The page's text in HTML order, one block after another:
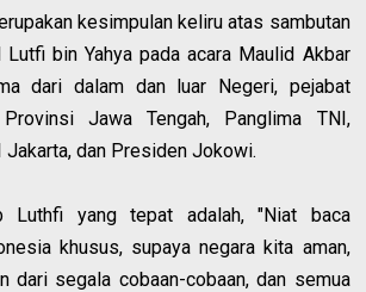
kesimpulan keliru atas sambutan
Lutfi bin Yahya pada acara Maulid Akbar
dari dalam dan luar Negeri, pejabat
Jawa Tengah, Panglima TNI,
Jakarta, dan Presiden Jokowi.
Luthfi yang tepat adalah, "Niat baca
khusus, supaya negara kita aman,
dari segala cobaan-cobaan, dan semua